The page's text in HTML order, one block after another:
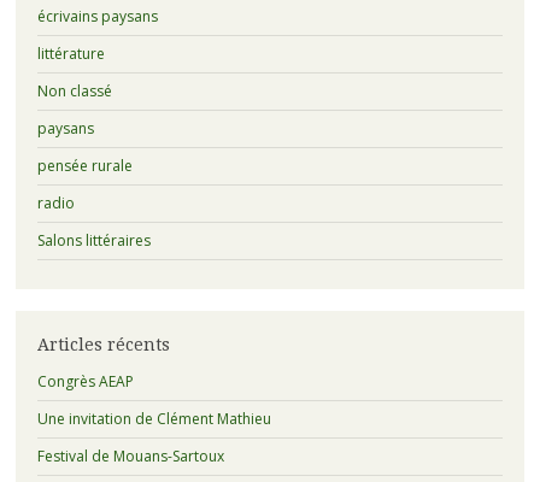
écrivains paysans
littérature
Non classé
paysans
pensée rurale
radio
Salons littéraires
Articles récents
Congrès AEAP
Une invitation de Clément Mathieu
Festival de Mouans-Sartoux